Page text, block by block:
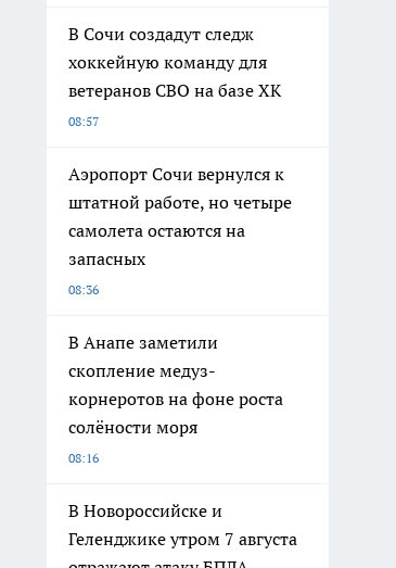
В Сочи создадут следж
хоккейную команду для
ветеранов СВО на базе ХК
08:57
Аэропорт Сочи вернулся к
штатной работе, но четыре
самолета остаются на
запасных
08:36
В Анапе заметили
скопление медуз-
корнеротов на фоне роста
солёности моря
08:16
В Новороссийске и
Геленджике утром 7 августа